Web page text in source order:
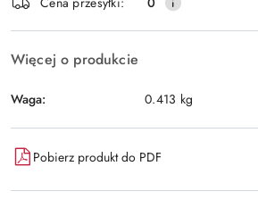
Więcej o produkcie
Waga: 0.413 kg
Pobierz produkt do PDF